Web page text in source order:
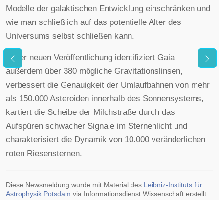
Modelle der galaktischen Entwicklung einschränken und
wie man schließlich auf das potentielle Alter des
Universums selbst schließen kann.
In der neuen Veröffentlichung identifiziert Gaia
außerdem über 380 mögliche Gravitationslinsen,
verbessert die Genauigkeit der Umlaufbahnen von mehr
als 150.000 Asteroiden innerhalb des Sonnensystems,
kartiert die Scheibe der Milchstraße durch das
Aufspüren schwacher Signale im Sternenlicht und
charakterisiert die Dynamik von 10.000 veränderlichen
roten Riesensternen.
Diese Newsmeldung wurde mit Material des
Leibniz-Instituts für
Astrophysik Potsdam via Informationsdienst Wissenschaft erstellt.